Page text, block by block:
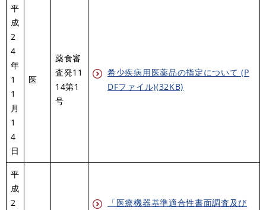
平
成
2
4
年
1
1
月
1
4
日
医
薬食審
査発11
14第1
号
希少疾病用医薬品の指定について (P
DFファイル)(32KB)
平
成
2
「医療機器基準適合性書面調査及び